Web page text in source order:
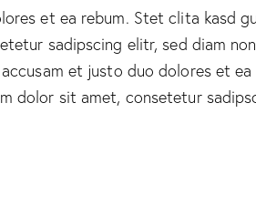
et ea rebum. Stet clita kasd
sadipscing elitr, sed diam
et justo duo dolores et
dolor sit amet, consetetur